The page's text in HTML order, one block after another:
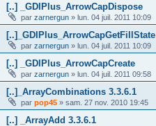
[..] _GDIPlus_ArrowCapDispose
par zarnergun » lun. 04 juil. 2011 10:09
[..]_GDIPlus_ArrowCapGetFillState
par zarnergun » lun. 04 juil. 2011 10:09
[..] _GDIPlus_ArrowCapCreate
par zarnergun » lun. 04 juil. 2011 09:58
[..]_ArrayCombinations 3.3.6.1
par pop45 » sam. 27 nov. 2010 19:45
[..] _ArrayAdd 3.3.6.1